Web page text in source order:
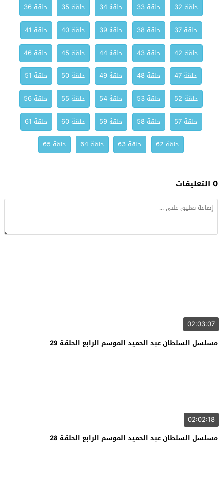
حلقة 32
حلقة 33 حلقة 34 حلقة 35
حلقة 36
حلقة 37
حلقة 38 حلقة 39 حلقة 40
حلقة 41
حلقة 42
حلقة 43 حلقة 44 حلقة 45
حلقة 46
حلقة 47
حلقة 48 حلقة 49 حلقة 50
حلقة 51
حلقة 52
حلقة 53 حلقة 54 حلقة 55
حلقة 56
حلقة 57
حلقة 58 حلقة 59 حلقة 60
حلقة 61
حلقة 62
حلقة 63 حلقة 64 حلقة 65
0 التعليقات
02:03:07
مسلسل السلطان عبد الحميد الموسم الرابع الحلقة 29
02:02:18
مسلسل السلطان عبد الحميد الموسم الرابع الحلقة 28